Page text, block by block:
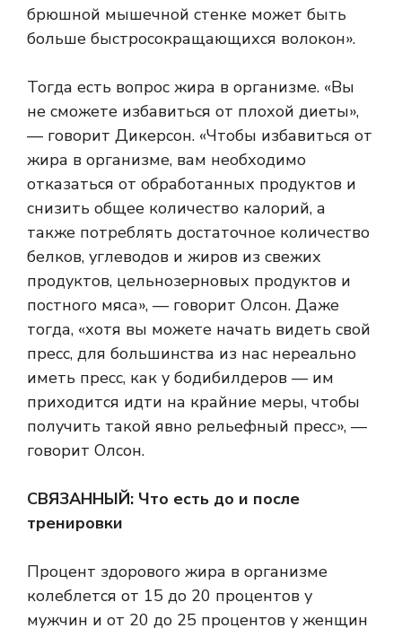
брюшной мышечной стенке может быть
больше быстросокращающихся волокон».
Тогда есть вопрос жира в организме. «Вы
не сможете избавиться от плохой диеты»,
— говорит Дикерсон. «Чтобы избавиться от
жира в организме, вам необходимо
отказаться от обработанных продуктов и
снизить общее количество калорий, а
также потреблять достаточное количество
белков, углеводов и жиров из свежих
продуктов, цельнозерновых продуктов и
постного мяса», — говорит Олсон. Даже
тогда, «хотя вы можете начать видеть свой
пресс, для большинства из нас нереально
иметь пресс, как у бодибилдеров — им
приходится идти на крайние меры, чтобы
получить такой явно рельефный пресс», —
говорит Олсон.
СВЯЗАННЫЙ: Что есть до и после
тренировки
Процент здорового жира в организме
колеблется от 15 до 20 процентов у
мужчин и от 20 до 25 процентов у женщин